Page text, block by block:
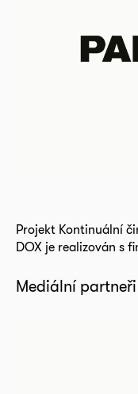
Projekt Kontinuální
DOX je realizován s
Mediální partneři